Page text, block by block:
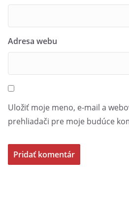
Adresa webu
Uložiť moje meno, e-mail a
prehliadači pre moje budúce